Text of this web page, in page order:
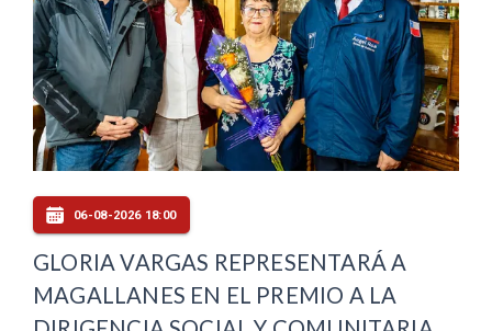
06-08-2026 18:00
GLORIA VARGAS REPRESENTARÁ A
MAGALLANES EN EL PREMIO A LA